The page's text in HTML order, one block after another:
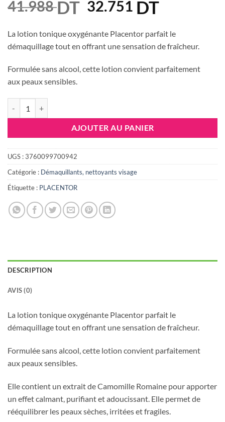
41.988DT Le
initial
était :
32.751 DTLe
actuel
est :
La lotion tonique oxygénante Placentor parfait le
démaquillage tout en offrant une sensation de fraîcheur.
Formulée sans alcool, cette lotion convient parfaitement
aux peaux sensibles.
AJOUTER AU PANIER
UGS :3760099700942
Catégorie : Démaquillants, nettoyants visage
Étiquette : PLACENTOR
DESCRIPTION
AVIS (0)
La lotion tonique oxygénante Placentor parfait le
démaquillage tout en offrant une sensation de fraîcheur.
Formulée sans alcool, cette lotion convient parfaitement
aux peaux sensibles.
Elle contient un extrait de Camomille Romaine pour apporter
un effet calmant, purifiant et adoucissant. Elle permet de
rééquilibrer les peaux sèches, irritées et fragiles.